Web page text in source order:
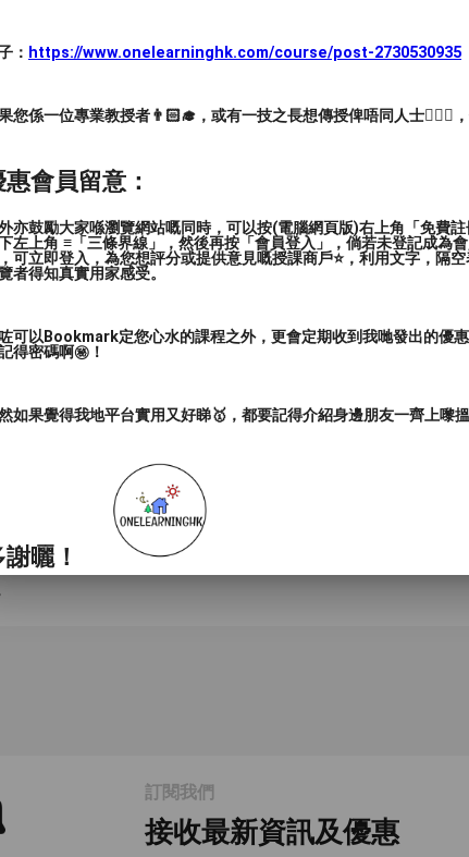
進行。
或轉時間。
會！立即報名，與我們一起打開小提琴的世界
#performance
訂閱我們
接收最新資訊及優惠
： https://www.onelearninghk.com/course/post-2730530935
您係一位專業教授者👨🏻‍🎓，或有一技之長想傳授俾唔同人士🙋🏻‍♂️
惠會員留意：
亦鼓勵大家喺瀏覽網站嘅同時，可以按(電腦網頁版)右上角「免費
左上角 ≡「三條界線」，然後再按「會員登入」，倘若未登記成為
可立即登入，為您想評分或提供意見嘅授課商戶⭐️，利用文字，隔
者得知真實用家感受。
可以Bookmark定您心水的課程之外，更會定期收到我哋發出的優
得密碼啊㊙️！
如果覺得我地平台實用又好睇🥇，都要記得介紹身邊朋友一齊上嚟搵
謝曬！